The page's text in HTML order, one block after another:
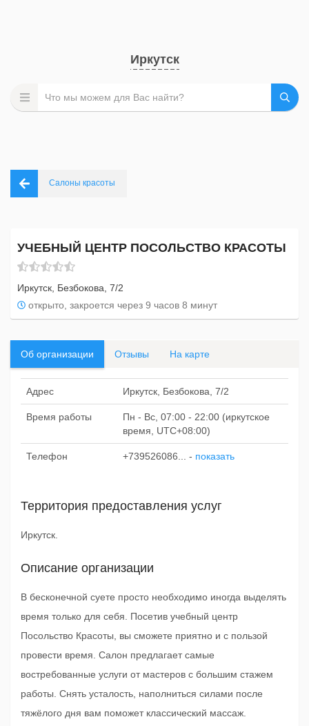
Иркутск
Салоны красоты
УЧЕБНЫЙ ЦЕНТР ПОСОЛЬСТВО КРАСОТЫ
Иркутск, Безбокова, 7/2
открыто, закроется через 9 часов 8 минут
Об организации Отзывы На карте
Адрес Иркутск, Безбокова, 7/2
Время работы
Пн - Вс, 07:00 - 22:00 (иркутское
время, UTC+08:00)
Телефон +739526086... - показать
Территория предоставления услуг
Иркутск.
Описание организации
В бесконечной суете просто необходимо иногда выделять
время только для себя. Посетив учебный центр
Посольство Красоты, вы сможете приятно и с пользой
провести время. Салон предлагает самые
востребованные услуги от мастеров с большим стажем
работы. Снять усталость, наполниться силами после
тяжёлого дня вам поможет классический массаж.